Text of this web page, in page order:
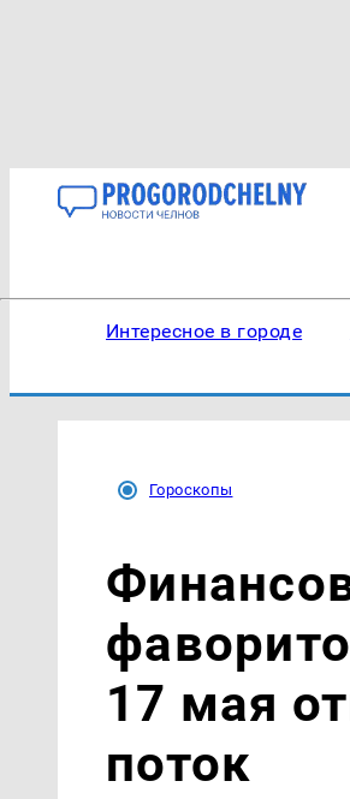
Интересное в городе
Гороскопы
17 мая
поток